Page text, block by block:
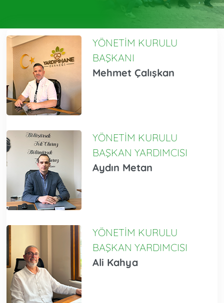
YÖNETİM KURULU
BAŞKANI
Mehmet Çalışkan
YÖNETİM KURULU
BAŞKAN YARDIMCISI
Aydın Metan
YÖNETİM KURULU
BAŞKAN YARDIMCISI
Ali Kahya